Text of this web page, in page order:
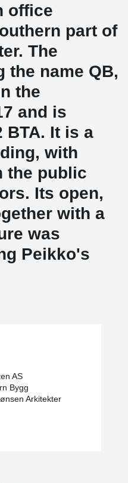
office
part of
The
the name QB,
the
and is
BTA. It is a
with
the public
Its open,
with a
was
Peikko's
AS
Bygg
Arkitekter